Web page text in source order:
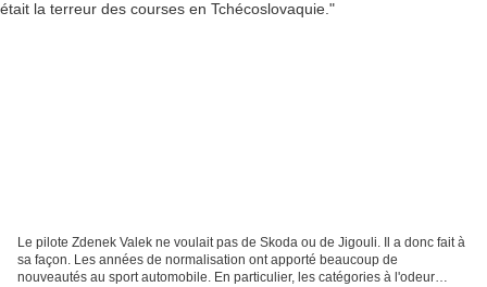
Le pilote Zdenek Valek ne voulait pas de Skoda ou de Jigouli. Il a donc fait à
sa façon. Les années de normalisation ont apporté beaucoup de
nouveautés au sport automobile. En particulier, les catégories à l'odeur